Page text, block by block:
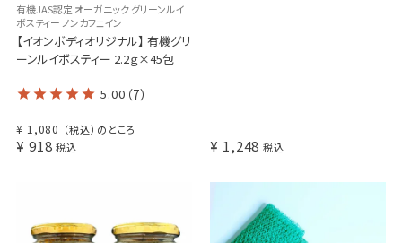
有機JAS認定 オーガニック グリーンルイ
ボスティー ノンカフェイン
【イオンボディオリジナル】 有機グリ
ーンルイボスティー 2.2ｇ×45包
5.00 （7）
¥ 1,080 （税込）のところ
¥ 918 税込 ¥ 1,248 税込